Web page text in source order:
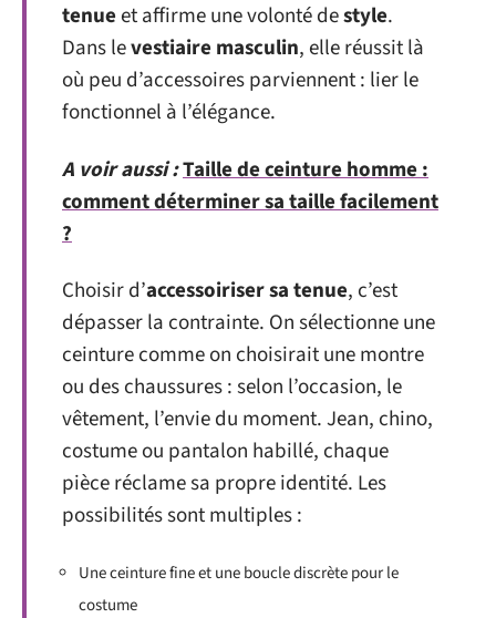
tenueet affirme une volonté destyle.
Dans levestiaire masculin, elle réussit là
où peu d’accessoires parviennent : lier le
fonctionnel à l’élégance.
A voir aussi :Taille de ceinture homme :
comment déterminer sa taille facilement
?
Choisir d’accessoiriser sa tenue, c’est
dépasser la contrainte. On sélectionne une
ceinture comme on choisirait une montre
ou des chaussures : selon l’occasion, le
vêtement, l’envie du moment. Jean, chino,
costume ou pantalon habillé, chaque
pièce réclame sa propre identité. Les
possibilités sont multiples :
Une ceinture fine et une boucle discrète pour le
costume